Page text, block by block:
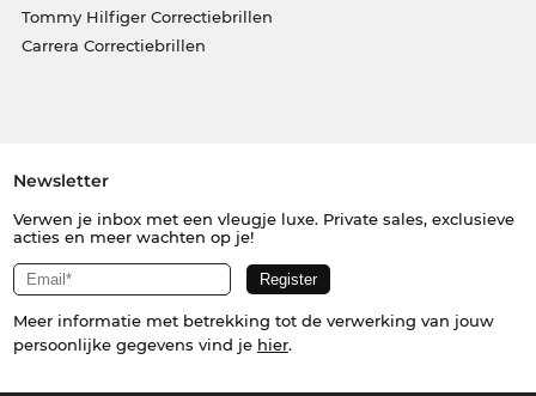
Tommy Hilfiger Correctiebrillen
Carrera Correctiebrillen
Newsletter
Verwen je inbox met een vleugje luxe. Private sales, exclusieve
acties en meer wachten op je!
Meer informatie met betrekking tot de verwerking van jouw
persoonlijke gegevens vind je hier.